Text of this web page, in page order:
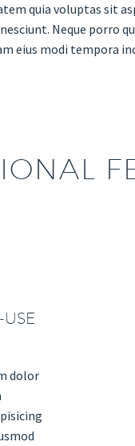
quia voluptas sit
Neque porro
eius modi tempora
USE
dolor